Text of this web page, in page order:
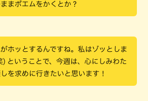
まポエムをかくとか？
ホッとするんですね。私はゾッとしま
) ということで、今週は、心にしみわた
を求めに行きたいと思います！